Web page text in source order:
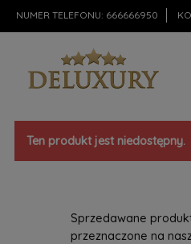
NUMER TELEFONU: 666666950
Ten produkt jest niedostępny.
Sprzedawane
przeznaczone na